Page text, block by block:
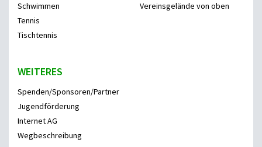
Schwimmen
Tennis
Tischtennis
Vereinsgelände von oben
WEITERES
Spenden/Sponsoren/Partner
Jugendförderung
Internet AG
Wegbeschreibung